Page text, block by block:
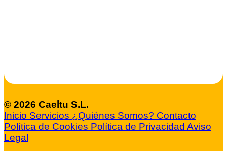
© 2026 Caeltu S.L.
Inicio Servicios ¿Quiénes Somos? Contacto
Política de Cookies Política de Privacidad Aviso
Legal